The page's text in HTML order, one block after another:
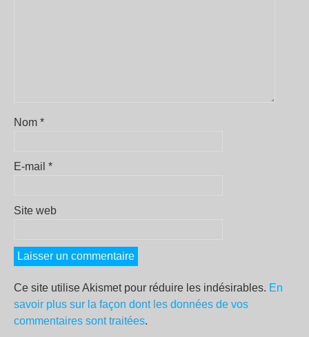
Nom *
E-mail *
Site web
Ce site utilise Akismet pour réduire les indésirables. En
savoir plus sur la façon dont les données de vos
commentaires sont traitées.